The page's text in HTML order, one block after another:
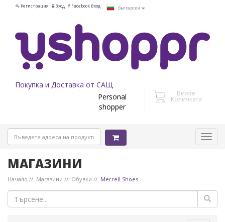
Регистрация Вход Facebook Вход Български
Покупка и Доставка от САЩ
Personal
shopper
Вижте
Количката
МАГАЗИНИ
Начало Магазини Обувки Merrell Shoes